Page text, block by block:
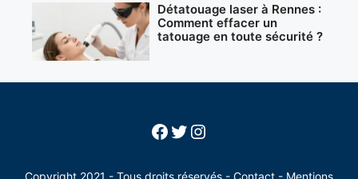
Détatouage laser à Rennes :
Comment effacer un
tatouage en toute sécurité ?
Facebook
Twitter
Instagram